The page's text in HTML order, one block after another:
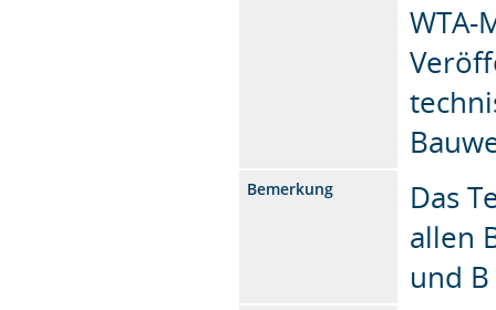
Bemerkung
Das
allen
und